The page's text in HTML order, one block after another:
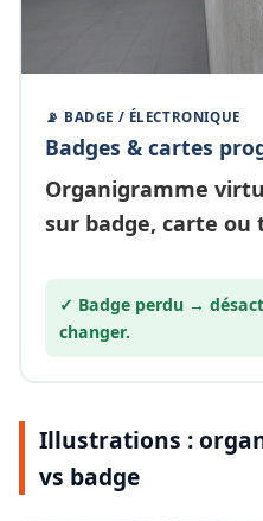
📡 BADGE / ÉLECTRONIQUE
Badges & cartes
Organigramme
sur badge, carte ou
✓ Badge perdu →
changer.
Illustrations :
vs badge